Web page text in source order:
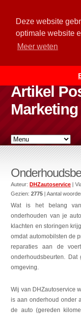
Deze website
optimale website
Meer weten
Artikel
Marketing
Auteur:DHZautoservice |
Gezien:2775 | Aantal
Wat is het belang
onderhouden van je
klachten en storingen
omdat automobilsten de
reparaties aan de
onderhoudsbeurten.
omgeving.
Wij van DHZautoservice
is aan onderhoud onder
de auto (gereden